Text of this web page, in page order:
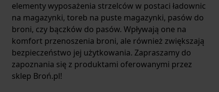
elementy wyposażenia strzelców w postaci ładownic
na magazynki, toreb na puste magazynki, pasów do
broni, czy bączków do pasów. Wpływają one na
komfort przenoszenia broni, ale również zwiększają
bezpieczeństwo jej użytkowania. Zapraszamy do
zapoznania się z produktami oferowanymi przez
sklep Broń.pl!